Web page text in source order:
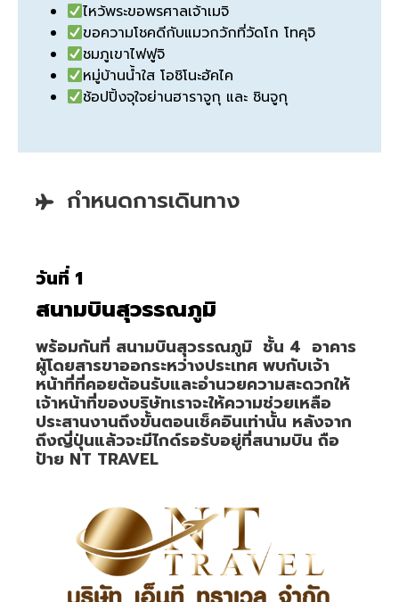
ไหว้พระขอพรศาลเจ้าเมจิ
ขอความโชคดีกับแมวกวักที่วัดโก โทคุจิ
ชมภูเขาไฟฟูจิ
หมู่บ้านน้ำใส โอชิโนะฮัคไค
ช้อปปิ้งจุใจย่านฮาราจูกุ และ ชินจูกุ
กำหนดการเดินทาง
วันที่ 1
สนามบินสุวรรณภูมิ
พร้อมกันที่ สนามบินสุวรรณภูมิ ชั้น 4 อาคาร
ผู้โดยสารขาออกระหว่างประเทศ พบกับเจ้า
หน้าที่ที่คอยต้อนรับและอำนวยความสะดวกให้
เจ้าหน้าที่ของบริษัทเราจะให้ความช่วยเหลือ
ประสานงานถึงขั้นตอนเช็คอินเท่านั้น หลังจาก
ถึงญี่ปุ่นแล้วจะมีไกด์รอรับอยู่ที่สนามบิน ถือ
ป้าย NT TRAVEL